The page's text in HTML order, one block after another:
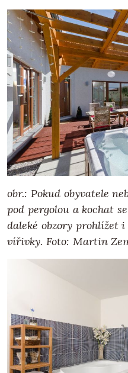
obr.: Pokud obyvatele
pod pergolou a kochat
daleké obzory prohlížet
vířivky. Foto: Martin